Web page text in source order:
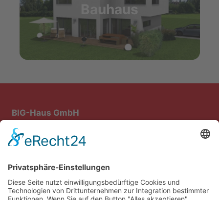
Bauhaus
BIG-Haus GmbH
Bau- und Immobiliengesellschaft mbH
Steiniger Weg 1
Rufen Sie uns einfach unter